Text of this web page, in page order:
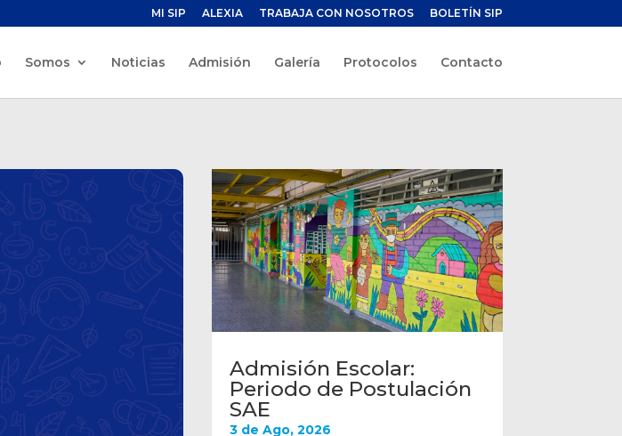
MI SIP ALEXIA TRABAJA CON NOSOTROS BOLETÍN SIP
Somos Noticias Admisión Galería Protocolos Contacto
Admisión Escolar:
Periodo de Postulación
SAE
3 de Ago, 2026